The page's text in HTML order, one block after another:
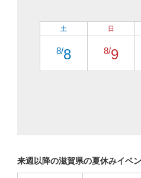
土
8/8
日
8/9
来週以降の滋賀県の夏休みイベ